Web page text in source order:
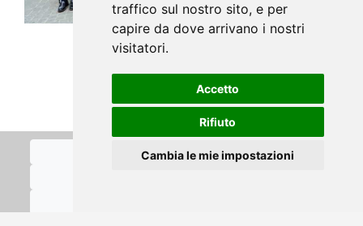
traffico sul nostro sito, e per
capire da dove arrivano i nostri
visitatori.
Accetto
Rifiuto
Cambia le mie impostazioni
Cookies Policy